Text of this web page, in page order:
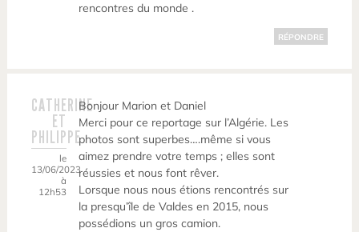
rencontres du monde .
RÉPONDRE
CATHERINE
ET
PHILIPPE
le
13/06/2023
à
12h53
Bonjour Marion et Daniel
Merci pour ce reportage sur l’Algérie. Les
photos sont superbes….même si vous
aimez prendre votre temps ; elles sont
réussies et nous font rêver.
Lorsque nous nous étions rencontrés sur
la presqu’île de Valdes en 2015, nous
possédions un gros camion.